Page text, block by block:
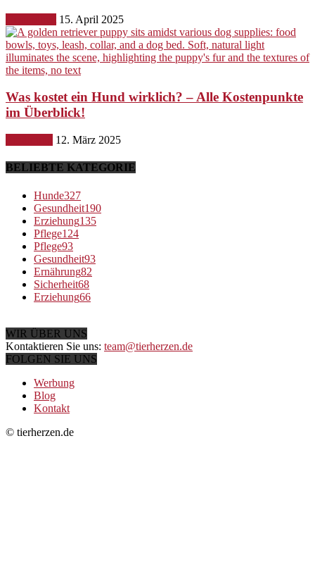
15. April 2025
Was kostet ein Hund wirklich? – Alle Kostenpunkte
im Überblick!
12. März 2025
BELIEBTE KATEGORIE
Hunde327
Gesundheit190
Erziehung135
Pflege124
Pflege93
Gesundheit93
Ernährung82
Sicherheit68
Erziehung66
WIR ÜBER UNS
Kontaktieren Sie uns: team@tierherzen.de
FOLGEN SIE UNS
Werbung
Blog
Kontakt
© tierherzen.de